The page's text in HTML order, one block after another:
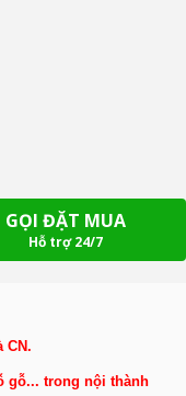
GỌI ĐẶT MUA
Hỗ trợ 24/7
CN.
gỗ... trong nội thành